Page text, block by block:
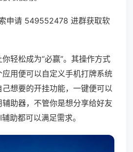
申请 549552478 进群获取软
轻松成为“必赢”。其操作方式
用便可以自定义手机打牌系统
想要的开挂功能，一键便可以
助器，不管你是想分享给好友
助都可以满足需求。